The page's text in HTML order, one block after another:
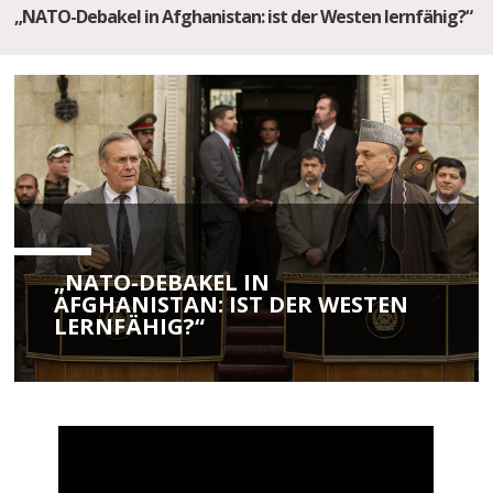
„NATO-Debakel in Afghanistan: ist der Westen lernfähig?“
„NATO-DEBAKEL IN
AFGHANISTAN: IST DER WESTEN
LERNFÄHIG?“